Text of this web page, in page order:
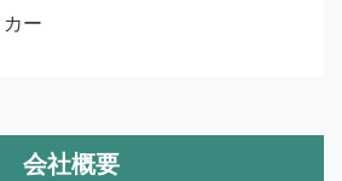
ー
会社概要